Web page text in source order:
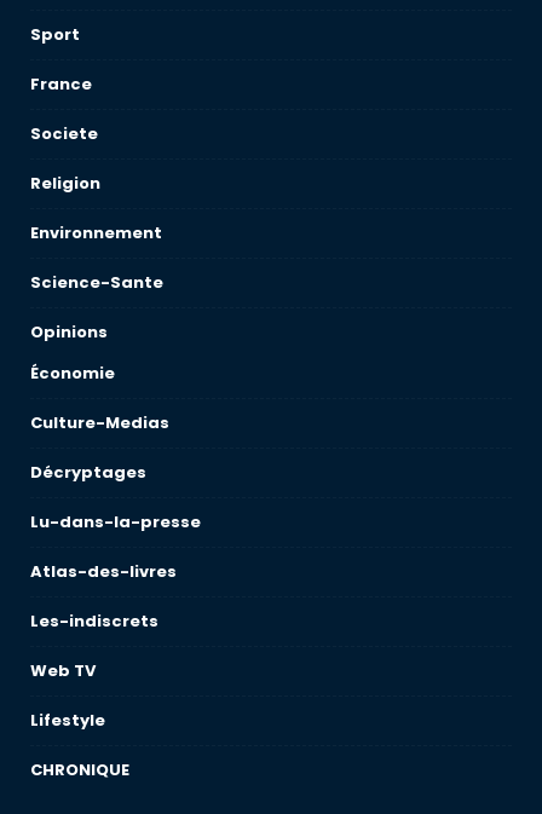
Sport
France
Societe
Religion
Environnement
Science-Sante
Opinions
Économie
Culture-Medias
Décryptages
Lu-dans-la-presse
Atlas-des-livres
Les-indiscrets
Web TV
Lifestyle
CHRONIQUE